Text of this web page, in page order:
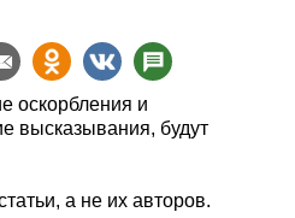
оскорбления и
высказывания, будут
а не их авторов.